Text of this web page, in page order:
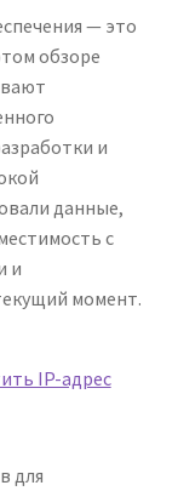
— это
обзоре
и
данные,
с
и
момент.
IP-адрес
для